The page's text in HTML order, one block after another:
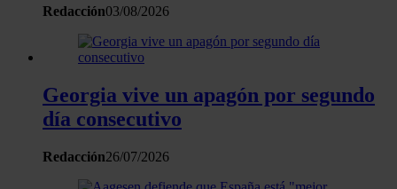
Redacción03/08/2026
Georgia vive un apagón por segundo
día consecutivo
Redacción26/07/2026